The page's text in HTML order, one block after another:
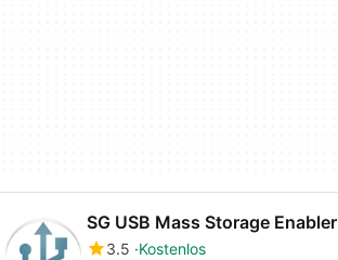
SG USB Mass Storage Enabler
3.5 Kostenlos